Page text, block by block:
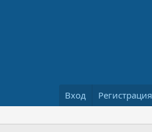
Вход Регистрация